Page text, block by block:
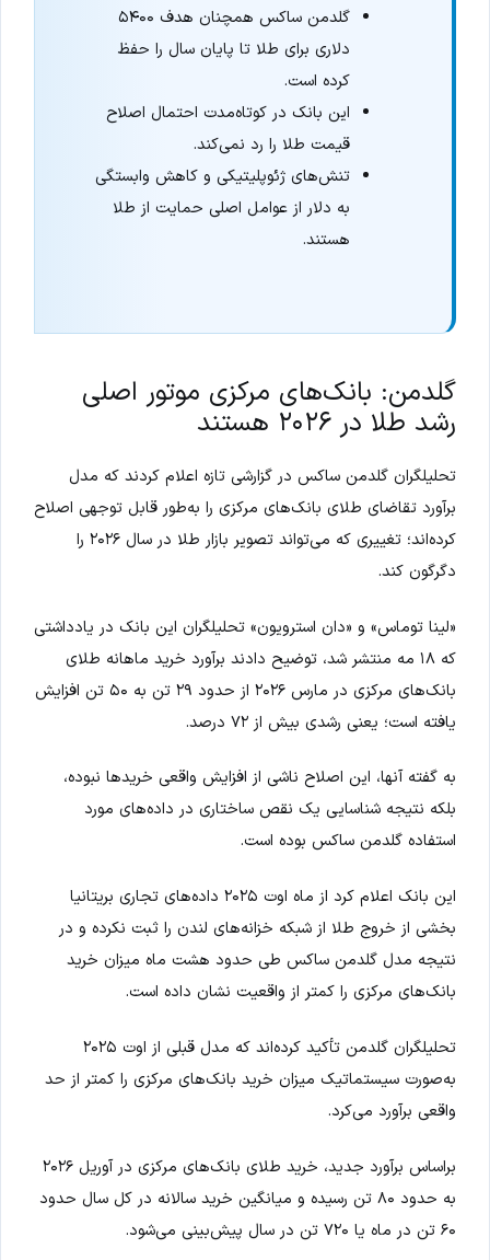
گلدمن ساکس همچنان هدف ۵۴۰۰
دلاری برای طلا تا پایان سال را حفظ
کرده است.
این بانک در کوتاه‌مدت احتمال اصلاح
قیمت طلا را رد نمی‌کند.
تنش‌های ژئوپلیتیکی و کاهش وابستگی
به دلار از عوامل اصلی حمایت از طلا
هستند.
گلدمن: بانک‌های مرکزی موتور اصلی
رشد طلا در ۲۰۲۶ هستند
تحلیلگران گلدمن ساکس در گزارشی تازه اعلام کردند که مدل
برآورد تقاضای طلای بانک‌های مرکزی را به‌طور قابل توجهی اصلاح
کرده‌اند؛ تغییری که می‌تواند تصویر بازار طلا در سال ۲۰۲۶ را
دگرگون کند.
«لینا توماس» و «دان استرویون» تحلیلگران این بانک در یادداشتی
که ۱۸ مه منتشر شد، توضیح دادند برآورد خرید ماهانه طلای
بانک‌های مرکزی در مارس ۲۰۲۶ از حدود ۲۹ تن به ۵۰ تن افزایش
یافته است؛ یعنی رشدی بیش از ۷۲ درصد.
به گفته آنها، این اصلاح ناشی از افزایش واقعی خریدها نبوده،
بلکه نتیجه شناسایی یک نقص ساختاری در داده‌های مورد
استفاده گلدمن ساکس بوده است.
این بانک اعلام کرد از ماه اوت ۲۰۲۵ داده‌های تجاری بریتانیا
بخشی از خروج طلا از شبکه خزانه‌های لندن را ثبت نکرده و در
نتیجه مدل گلدمن ساکس طی حدود هشت ماه میزان خرید
بانک‌های مرکزی را کمتر از واقعیت نشان داده است.
تحلیلگران گلدمن تأکید کرده‌اند که مدل قبلی از اوت ۲۰۲۵
به‌صورت سیستماتیک میزان خرید بانک‌های مرکزی را کمتر از حد
واقعی برآورد می‌کرد.
براساس برآورد جدید، خرید طلای بانک‌های مرکزی در آوریل ۲۰۲۶
به حدود ۸۰ تن رسیده و میانگین خرید سالانه در کل سال حدود
۶۰ تن در ماه یا ۷۲۰ تن در سال پیش‌بینی می‌شود.